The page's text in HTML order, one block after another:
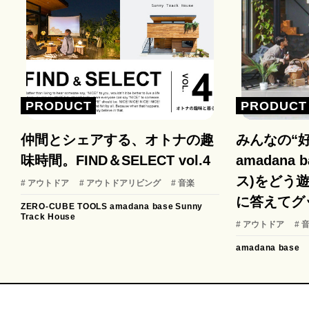
PRODUCT
仲間とシェアする、オトナの趣
味時間。FIND＆SELECT vol.4
# アウトドア # アウトドアリビング # 音楽
ZERO-CUBE TOOLS amadana base Sunny
Track House
PRODUCT
みんなの“
amadana
ス)をどう
に答えて
# アウトドア #
amadana base